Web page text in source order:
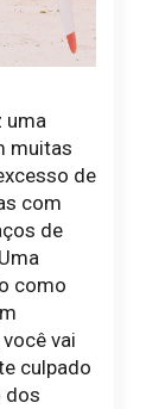
uma
muitas
de
com
de
como
vai
culpado
dos